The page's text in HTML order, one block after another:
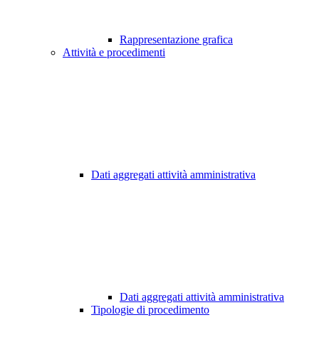
Rappresentazione grafica
Attività e procedimenti
Dati aggregati attività amministrativa
Dati aggregati attività amministrativa
Tipologie di procedimento